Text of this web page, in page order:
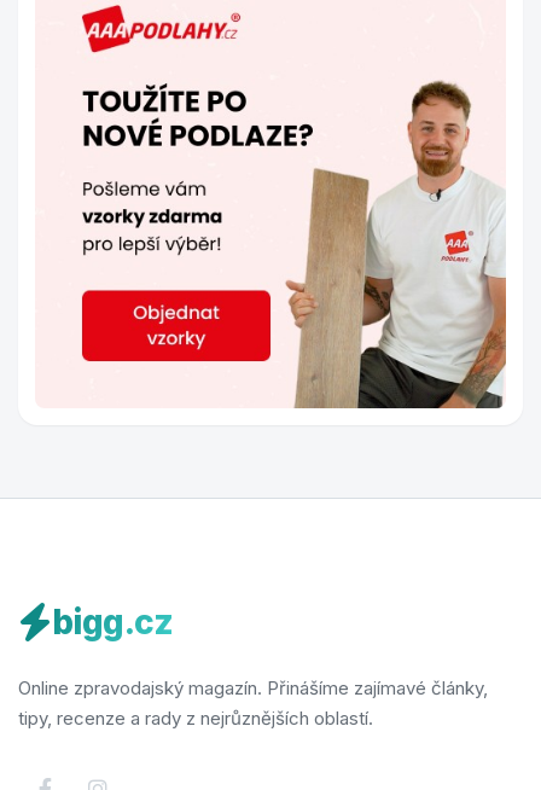
bigg.cz
Online zpravodajský magazín. Přinášíme zajímavé články,
tipy, recenze a rady z nejrůznějších oblastí.